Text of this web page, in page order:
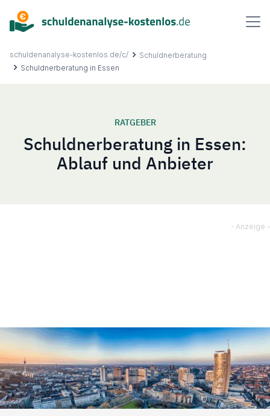
springen
schuldenanalyse-kostenlos.de/c/
Schuldnerberatung
Schuldnerberatung in Essen
RATGEBER
Schuldnerberatung in Essen:
Ablauf und Anbieter